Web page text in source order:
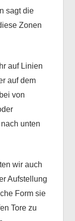
sagt die
Zonen
auf Linien
auf dem
von
unten
wir auch
Aufstellung
Form sie
Tore zu